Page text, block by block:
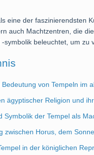
eine der faszinierendsten
auch Machtzentren, die
symbolik beleuchtet, um
Bedeutung von Tempeln im
ägyptischer Religion und
Symbolik der Tempel als
zwischen Horus, dem
in der königlichen